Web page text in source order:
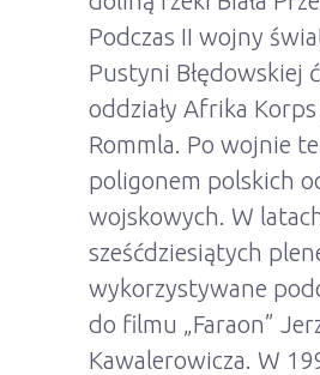
Podczas II wojny
Pustyni Błędowskiej
oddziały Afrika
Rommla. Po wojnie
poligonem polskich
wojskowych. W
sześćdziesiątych
wykorzystywane
do filmu „Faraon”
Kawalerowicza. W